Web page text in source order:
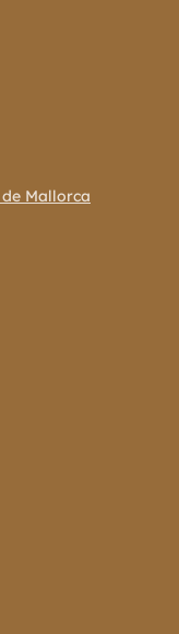
Mallorca